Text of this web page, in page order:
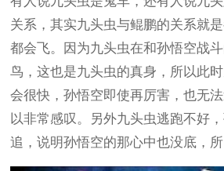
关系，其实九头虫与鲲鹏的关系就
都会飞。因为九头虫在和孙悟空战
鸟，这也是九头虫的真身，所以此
会很快，孙悟空即使再厉害，也无
以非常感叹。另外九头虫逃跑不好
追，说明孙悟空的那心中也没底，所